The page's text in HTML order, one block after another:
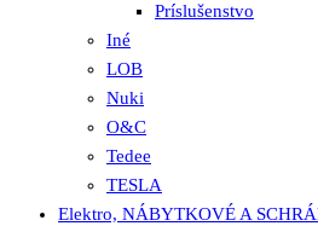
Príslušenstvo
Iné
LOB
Nuki
O&C
Tedee
TESLA
Elektro, NÁBYTKOVÉ A